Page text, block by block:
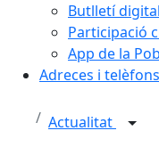
Butlletí digital
Participació
App de la
Adreces i telèfons
Actualitat